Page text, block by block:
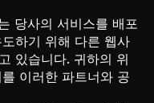
당사의 서비스를 배포
하기 위해 다른 웹사
있습니다. 귀하의 위
이러한 파트너와 공